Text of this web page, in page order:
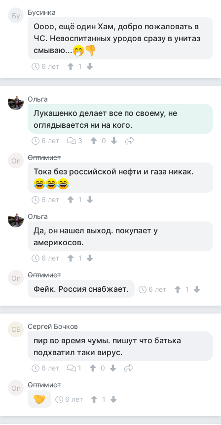
Бу Бусинка
Оооо, ещё один Хам, добро пожаловать в
ЧС. Невоспитанных уродов сразу в унитаз
смываю...
6 лет 1
Ольга
Лукашенко делает все по своему, не
оглядывается ни на кого.
6 лет 3 0
Оп Оптимист
Тока без российской нефти и газа никак.
6 лет
1
Ольга
Да, он нашел выход. покупает у
америкосов.
6 лет 1
Оп Оптимист
Фейк. Россия снабжает. 6 лет 1
СБ Сергей Бочков
пир во время чумы. пишут что батька
подхватил таки вирус.
6 лет 1 0
Оп
Оптимист
6 лет
1